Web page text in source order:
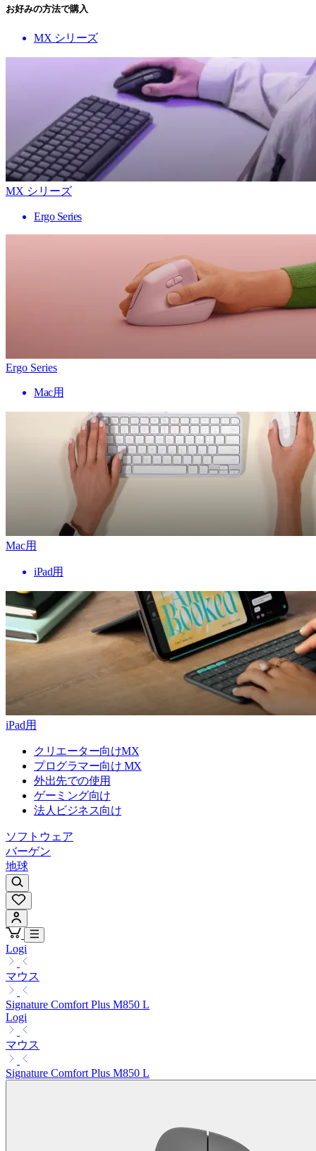
お好みの方法で購入
MX シリーズ
MX シリーズ
Ergo Series
Ergo Series
Mac用
Mac用
iPad用
iPad用
クリエーター向けMX
プログラマー向け MX
外出先での使用
ゲーミング向け
法人ビジネス向け
ソフトウェア
バーゲン
地球
Logi
マウス
Signature Comfort Plus M850 L
Logi
マウス
Signature Comfort Plus M850 L